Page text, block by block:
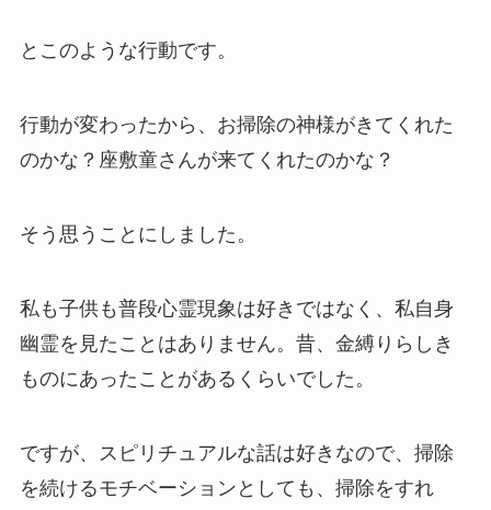
とこのような行動です。
行動が変わったから、お掃除の神様がきてくれた
のかな？座敷童さんが来てくれたのかな？
そう思うことにしました。
私も子供も普段心霊現象は好きではなく、私自身
幽霊を見たことはありません。昔、金縛りらしき
ものにあったことがあるくらいでした。
ですが、スピリチュアルな話は好きなので、掃除
を続けるモチベーションとしても、掃除をすれ